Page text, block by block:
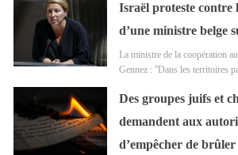
Israël proteste contre
d’une ministre belge
La ministre de la coopération
Gennez : ''Dans les territoires
Des groupes juifs et
demandent aux
d’empêcher de